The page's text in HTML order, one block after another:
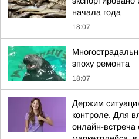
начала года
18:07
эпоху ремонта
18:07
Держим
контроле. Для
онлайн-встреча